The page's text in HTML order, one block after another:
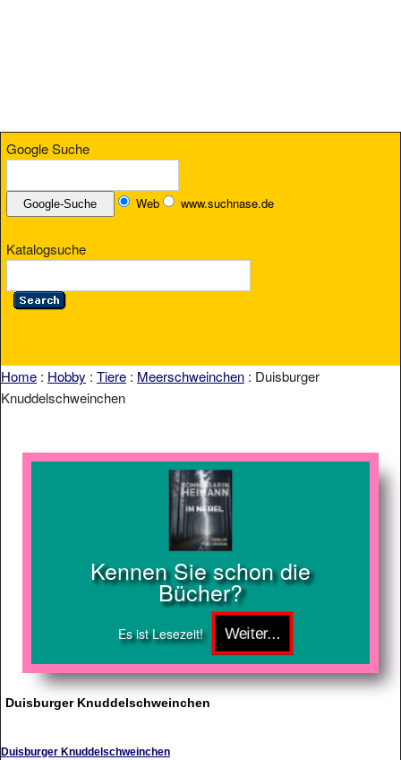
Google Suche
Web www.suchnase.de
Katalogsuche
Home : Hobby : Tiere : Meerschweinchen : Duisburger
Knuddelschweinchen
Kennen Sie schon die
Bücher?
Es ist Lesezeit!
Duisburger Knuddelschweinchen
Duisburger Knuddelschweinchen